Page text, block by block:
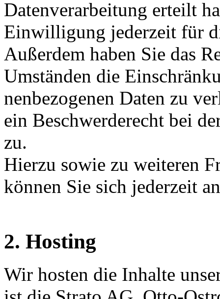
Datenverarbeitung erteilt
Einwilligung jederzeit für
Außerdem haben Sie das
Umständen die
nen­be­zo­ge­nen Daten zu
ein Beschwerderecht bei
zu.
Hierzu sowie zu weiteren
können Sie sich jederzeit
2. Hosting
Wir hosten die Inhalte